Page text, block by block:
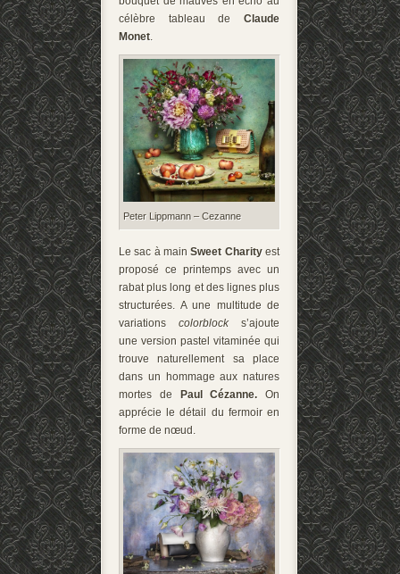
célèbre tableau de Claude
Monet.
Peter Lippmann – Cezanne
Le sac à mainSweet Charityest
proposé ce printemps avec un
rabat plus long et des lignes plus
structurées. A une multitude de
variations colorblocks’ajoute
une version pastel vitaminée qui
trouve naturellement sa place
dans un hommage aux natures
mortes de Paul Cézanne. On
apprécie le détail du fermoir en
forme de nœud.